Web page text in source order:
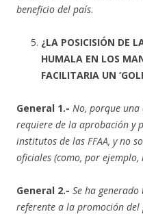
beneficio del país.
¿LA POSICISIÓN DE
HUMALA EN LOS
FACILITARIA UN
General 1.- No, porque
requiere de la aprobación y
institutos de las FFAA, y no
oficiales (como, por ejemplo,
General 2.- Se ha
referente a la promoción